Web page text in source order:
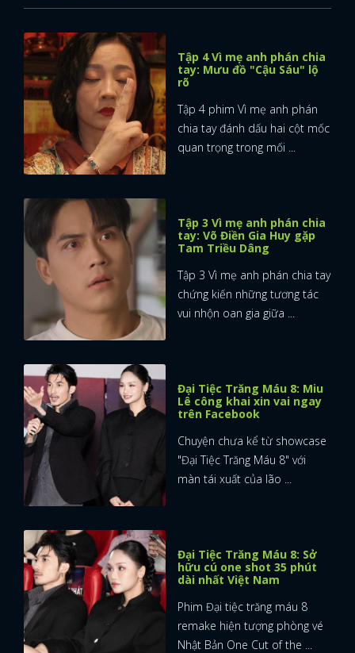
Tập 4 Vì mẹ anh phán chia
tay: Mưu đồ "Cậu Sáu" lộ
rõ
Tập 4 phim Vì mẹ anh phán
chia tay đánh dấu hai cột mốc
quan trọng trong mối ...
Tập 3 Vì mẹ anh phán chia
tay: Võ Điền Gia Huy gặp
Tam Triều Dâng
Tập 3 Vì mẹ anh phán chia tay
chứng kiến những tương tác
vui nhộn oan gia giữa ...
Đại Tiệc Trăng Máu 8: Miu
Lê công khai xin vai ngay
trên Facebook
Chuyện chưa kể từ showcase
"Đại Tiệc Trăng Máu 8" với
màn tái xuất của lão ...
Đại Tiệc Trăng Máu 8: Sở
hữu cú one shot 35 phút
dài nhất Việt Nam
Phim Đại tiệc trăng máu 8
remake hiện tượng phòng vé
Nhật Bản One Cut of the ...